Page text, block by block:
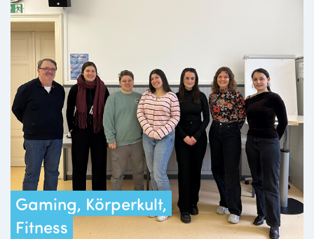
Gaming, Körperkult,
Fitness